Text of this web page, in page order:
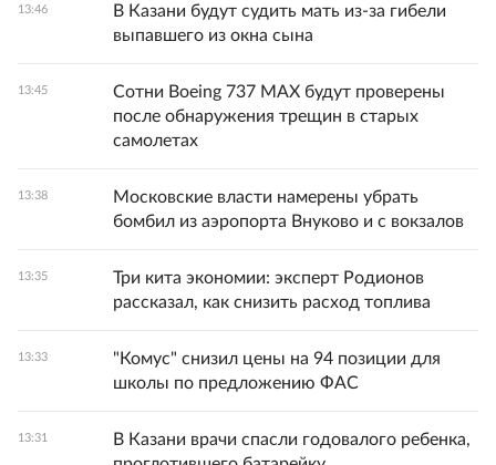
13:46
В Казани будут судить мать из-за гибели
выпавшего из окна сына
13:45
Сотни Boeing 737 MAX будут проверены
после обнаружения трещин в старых
самолетах
13:38
Московские власти намерены убрать
бомбил из аэропорта Внуково и с вокзалов
13:35
Три кита экономии: эксперт Родионов
рассказал, как снизить расход топлива
13:33
"Комус" снизил цены на 94 позиции для
школы по предложению ФАС
13:31
В Казани врачи спасли годовалого ребенка,